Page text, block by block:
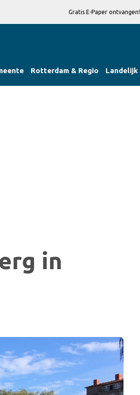
Gratis E-Paper ontvangen!
Rotterdam & Regio Landelijk
in